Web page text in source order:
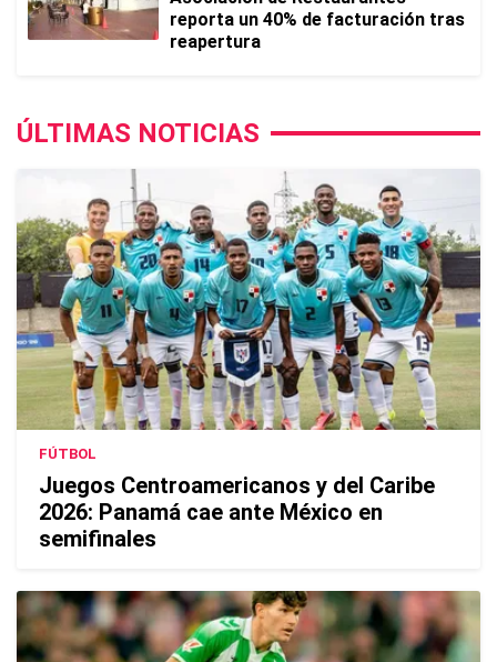
reporta un 40% de facturación tras
reapertura
ÚLTIMAS NOTICIAS
FÚTBOL
Juegos Centroamericanos y del Caribe
2026: Panamá cae ante México en
semifinales